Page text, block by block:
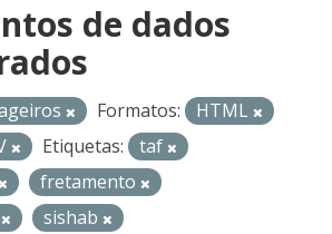
de dados
Formatos:
HTML
Etiquetas:
taf
fretamento
sishab